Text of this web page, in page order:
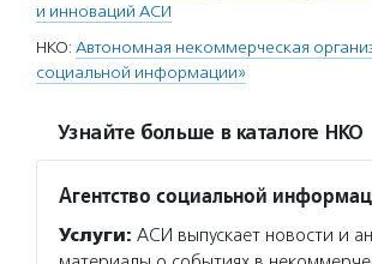
и инноваций АСИ
НКО: Автономная некоммерческая
социальной информации»
Узнайте больше в каталоге НКО
Агентство социальной
Услуги: АСИ выпускает новости и